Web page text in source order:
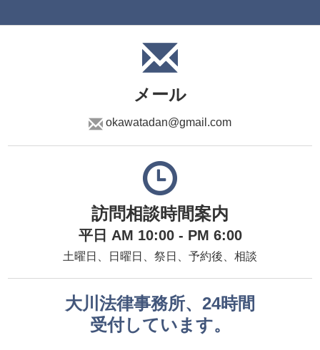
メール
okawatadan@gmail.com
訪問相談時間案内
平日 AM 10:00 - PM 6:00
土曜日、日曜日、祭日、予約後、相談
大川法律事務所、24時間
受付しています。